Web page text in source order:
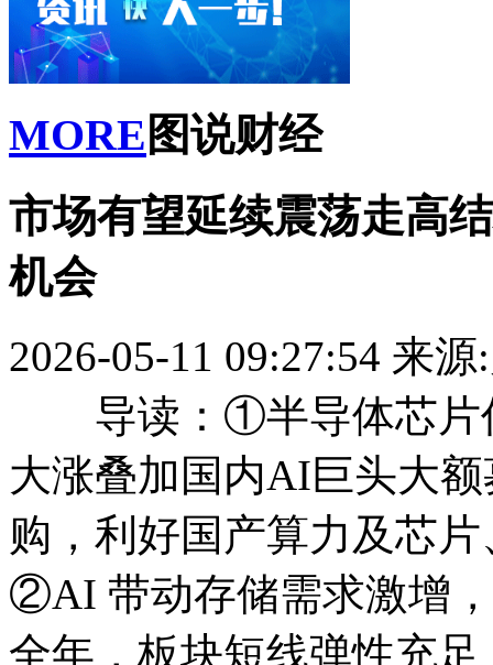
MORE 图说财经
市场有望延续震荡走高
机会
2026-05-11 09:27:54 来源
导读：①半导体芯片
大涨叠加国内AI巨头大
购，利好国产算力及芯
②AI 带动存储需求激增
全年，板块短线弹性充